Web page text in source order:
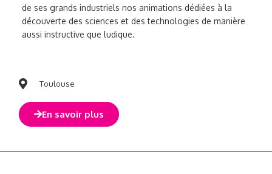
de ses grands industriels nos animations dédiées à la
découverte des sciences et des technologies de manière
aussi instructive que ludique.
Toulouse
En savoir plus